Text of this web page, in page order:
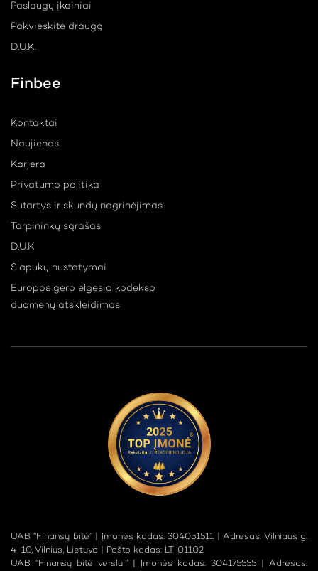
Paslaugų įkainiai
Pakvieskite draugą
D.U.K.
Finbee
Kontaktai
Naujienos
Karjera
Privatumo politika
Sutartys ir skundų nagrinėjimas
Tarpininkų sąrašas
D.U.K
Slapukų nustatymai
Europos gero elgesio kodekso
duomenų atskleidimas
UAB “Finansų bitė” | Įmonės kodas: 304051511 | Adresas: Vilniaus g.
4-10, Vilnius, Lietuva | Pašto kodas: LT-01102
UAB “Finansų bitė verslui” | Įmonės kodas: 304175555 | Adresas: